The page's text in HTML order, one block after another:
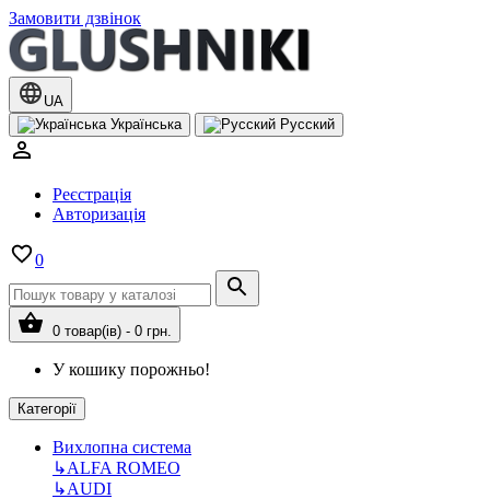
Замовити дзвінок
UA
Українська
Русский
Реєстрація
Авторизація
0
0 товар(ів) - 0 грн.
У кошику порожньо!
Категорії
Вихлопна система
↳ALFA ROMEO
↳AUDI